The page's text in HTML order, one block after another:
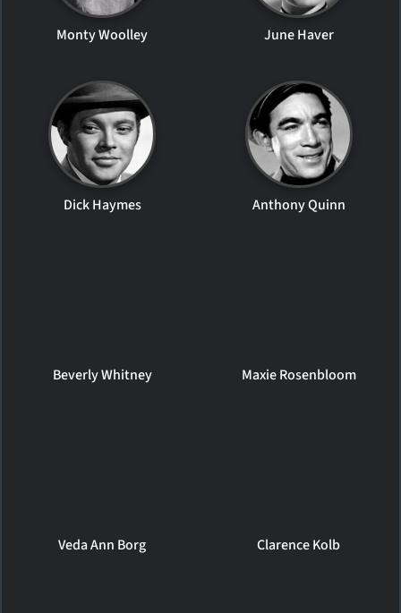
Monty Woolley June Haver
Dick Haymes Anthony Quinn
Beverly Whitney Maxie Rosenbloom
Veda Ann Borg Clarence Kolb